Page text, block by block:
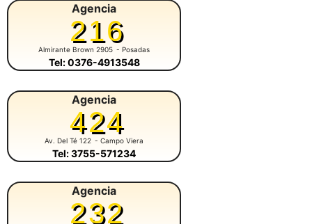
Agencia
216
Almirante Brown 2905 - Posadas
Tel: 0376-4913548
Agencia
424
Av. Del Té 122 - Campo Viera
Tel: 3755-571234
Agencia
232